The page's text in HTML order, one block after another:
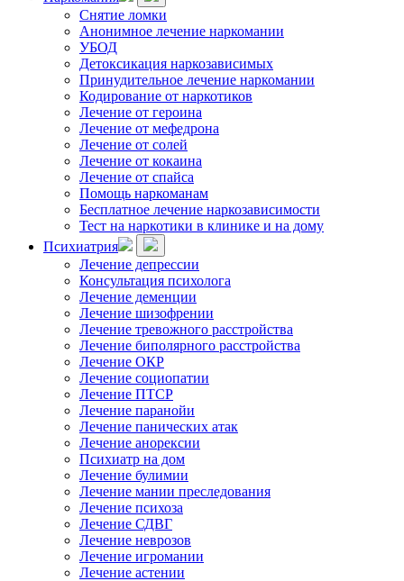
Снятие ломки
Анонимное лечение наркомании
УБОД
Детоксикация наркозависимых
Принудительное лечение наркомании
Кодирование от наркотиков
Лечение от героина
Лечение от мефедрона
Лечение от солей
Лечение от кокаина
Лечение от спайса
Помощь наркоманам
Бесплатное лечение наркозависимости
Тест на наркотики в клинике и на дому
Психиатрия
Лечение депрессии
Консультация психолога
Лечение деменции
Лечение шизофрении
Лечение тревожного расстройства
Лечение биполярного расстройства
Лечение ОКР
Лечение социопатии
Лечение ПТСР
Лечение паранойи
Лечение панических атак
Лечение анорексии
Психиатр на дом
Лечение булимии
Лечение мании преследования
Лечение психоза
Лечение СДВГ
Лечение неврозов
Лечение игромании
Лечение астении